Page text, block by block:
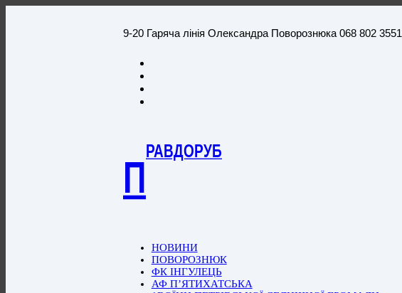
9-20 Гаряча лінія Олександра Поворознюка 068 802 3551
П
РАВДОРУБ
НОВИНИ
ПОВОРОЗНЮК
ФК ІНГУЛЕЦЬ
АФ П’ЯТИХАТСЬКА